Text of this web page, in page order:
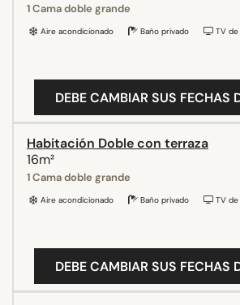
1 Cama doble grande
Aire acondicionado Baño privado TV de
DEBE CAMBIAR SUS FECHAS
Habitación Doble con terraza
16m²
1 Cama doble grande
Aire acondicionado Baño privado TV de
DEBE CAMBIAR SUS FECHAS